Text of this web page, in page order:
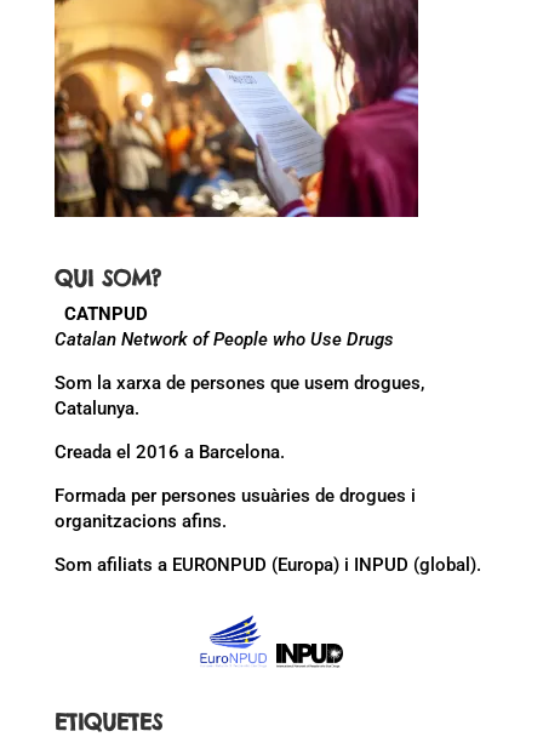
QUI SOM?
CATNPUD
Catalan Network of People who Use Drugs
Som la xarxa de persones que usem drogues,
Catalunya.
Creada el 2016 a Barcelona.
Formada per persones usuàries de drogues i
organitzacions afins.
Som afiliats a EURONPUD (Europa) i INPUD (global).
ETIQUETES